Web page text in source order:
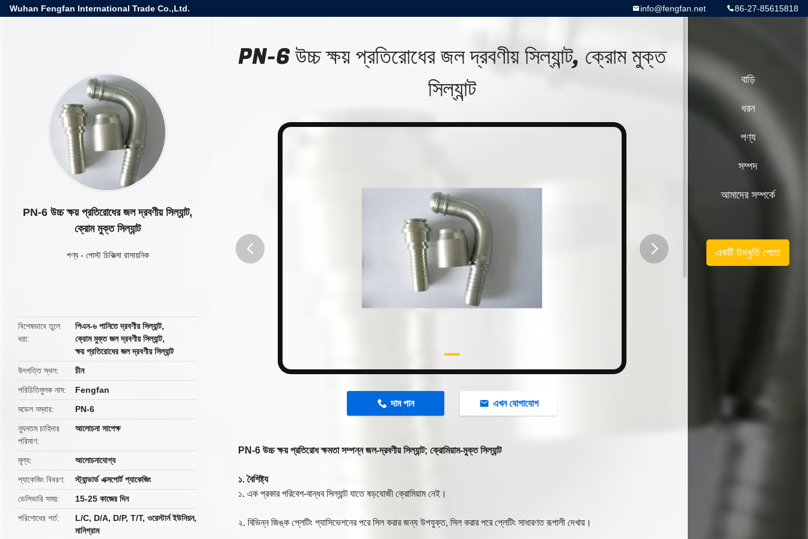
Wuhan Fengfan International Trade Co.,Ltd. 86-27-85615818
info@fengfan.net
PN-6 উচ্চ ক্ষয় প্রতিরোধের জল দ্রবণীয় সিল্যান্ট,
ক্রোম মুক্ত সিল্যান্ট
পণ্য- পোস্ট চিকিত্সা রাসায়নিক
বিশেষভাবে তুলে
ধরা
পিএন-৬ পানিতে দ্রবণীয় সিল্যান্ট,
ক্রোম মুক্ত জল দ্রবণীয় সিল্যান্ট,
ক্ষয় প্রতিরোধের জল দ্রবণীয় সিল্যান্ট
উৎপত্তি স্থল
চীন
পরিচিতিমুলক নাম
Fengfan
মডেল নম্বার
PN-6
ন্যূনতম চাহিদার
পরিমাণ
আলোচনা সাপেক্ষ
মূল্য
আলোচনাযোগ্য
প্যাকেজিং বিবরণ
স্ট্যান্ডার্ড এক্সপোর্ট প্যাকেজিং
ডেলিভারি সময়
15-25 কাজের দিন
পরিশোধের শর্ত
L/C, D/A, D/P, T/T, ওয়েস্টার্ন ইউনিয়ন,
মানিগ্রাম
PN-6 উচ্চ ক্ষয় প্রতিরোধের জল দ্রবণীয় সিল্যান্ট, ক্রোম মুক্ত
সিল্যান্ট
দাম পান এখন যোগাযোগ
PN-6 উচ্চ ক্ষয় প্রতিরোধ ক্ষমতা সম্পন্ন জল-দ্রবণীয় সিল্যান্ট; ক্রোমিয়াম-মুক্ত সিল্যান্ট
১. বৈশিষ্ট্য
১. এক প্রকার পরিবেশ-বান্ধব সিল্যান্ট যাতে ষড়যোজী ক্রোমিয়াম নেই।
২. বিভিন্ন জিঙ্ক প্লেটিং প্যাসিভেশনের পরে সিল করার জন্য উপযুক্ত, সিল করার পরে প্লেটিং সাধারণত রূপালী দেখায়।
বাড়ি
ধরন
পণ্য
সম্পদ
আমাদের সম্পর্কে
একটি উদ্ধৃতি পেতে